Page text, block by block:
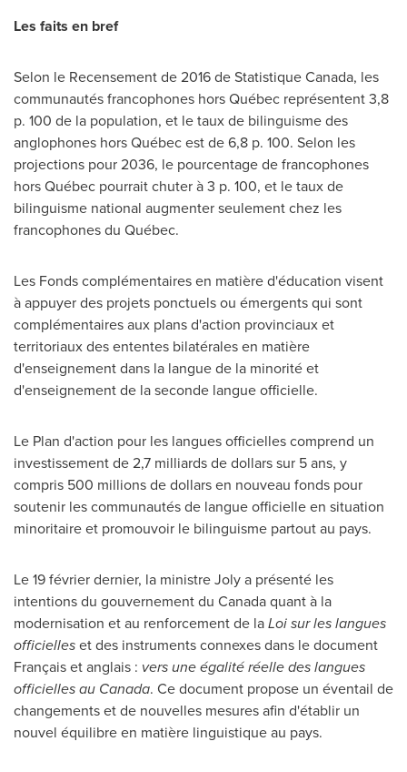
Les faits en bref
Selon le Recensement de 2016 de Statistique Canada, les
communautés francophones hors Québec représentent 3,8
p. 100 de la population, et le taux de bilinguisme des
anglophones hors Québec est de 6,8 p. 100. Selon les
projections pour 2036, le pourcentage de francophones
hors Québec pourrait chuter à 3 p. 100, et le taux de
bilinguisme national augmenter seulement chez les
francophones du Québec.
Les Fonds complémentaires en matière d'éducation visent
à appuyer des projets ponctuels ou émergents qui sont
complémentaires aux plans d'action provinciaux et
territoriaux des ententes bilatérales en matière
d'enseignement dans la langue de la minorité et
d'enseignement de la seconde langue officielle.
Le Plan d'action pour les langues officielles comprend un
investissement de 2,7 milliards de dollars sur 5 ans, y
compris 500 millions de dollars en nouveau fonds pour
soutenir les communautés de langue officielle en situation
minoritaire et promouvoir le bilinguisme partout au pays.
Le 19 février dernier, la ministreJolya présenté les
intentions du gouvernement du Canadaquant à la
modernisation et au renforcement de laLoi sur les langues
officielleset des instruments connexes dans le document
Français et anglais : vers une égalité réelle des langues
officielles au Canada. Ce document propose un éventail de
changements et de nouvelles mesures afin d'établir un
nouvel équilibre en matière linguistique au pays.